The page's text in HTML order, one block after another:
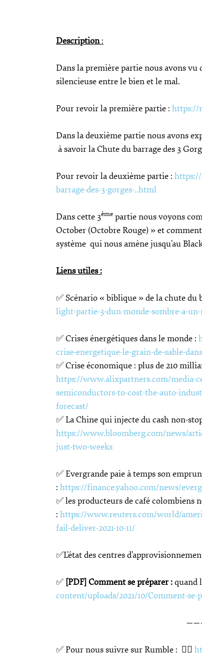
Description:
Dans la première partie nous avons
silencieuse entre le bien et le mal.
Pour revoir la première partie : https://
Dans la deuxième partie nous avons
à savoir la Chute du barrage des 3
Pour revoir la deuxième partie : https://
barrage-des-3-gorges-..html
Dans cette 3ème partie nous voyons
October (Octobre Rouge) » et
système qui nous amène jusqu’au
Liens utiles :
✅ Scénario « biblique » de la chute du
light-partie-3-dun-monde-sombre-a-
✅ Crises énergétiques dans le monde :
crise-energetique-le-grain-de-sable-
✅ Crise économique : plus de 210
https://www.alixpartners.com/media-
semiconductors-to-cost-the-auto-
forecast/
✅ La Chine qui injecte du cash non-
https://www.bloomberg.com/news/
just-two-weeks
✅ Evergrande paie à temps son
: https://finance.yahoo.com/news/
✅ les producteurs de café colombiens
: https://www.reuters.com/world/
fail-deliver-2021-10-11/
✅L’état des centres
✅ [PDF] Comment se préparer :quand
content/uploads/2021/10/Comment-se-
✅ Pour nous suivre sur Rumble : 👉🏽